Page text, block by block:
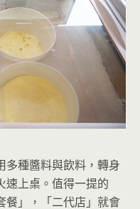
多種醬料與飲料，轉身
速上桌。值得一提的
餐」，「二代店」就會